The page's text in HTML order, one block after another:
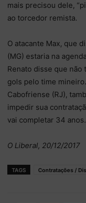
mais precisou dele,
ao torcedor remista.
O atacante Max, que
(MG) estaria na
Renato disse que não
gols pelo time
Cabofriense (RJ),
impedir sua
vai completar 34 anos.
O Liberal, 20/12/2017
TAGS Contratações /